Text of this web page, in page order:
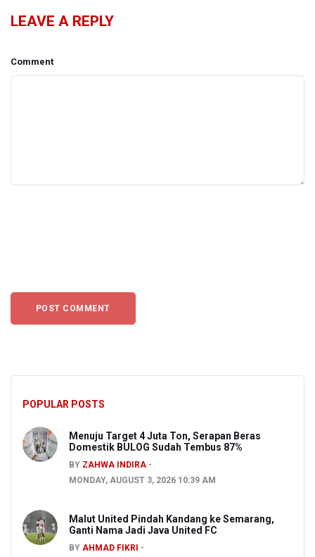
LEAVE A REPLY
Comment
POPULAR POSTS
Menuju Target 4 Juta Ton, Serapan Beras
Domestik BULOG Sudah Tembus 87%
BY ZAHWA INDIRA
MONDAY, AUGUST 3, 2026 10:39 AM
Malut United Pindah Kandang ke Semarang,
Ganti Nama Jadi Java United FC
BY AHMAD FIKRI